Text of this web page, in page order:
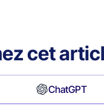
cet
ChatGPT